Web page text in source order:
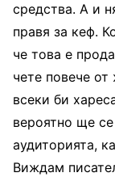
средства. А и
правя за кеф.
че това е
чете повече от
всеки би
вероятно ще
аудиторията,
Виждам